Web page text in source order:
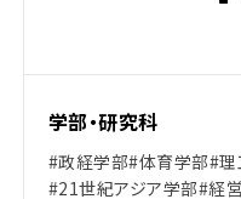
学部・研究科
#政経学部#体育学部#
#21世紀アジア学部#経